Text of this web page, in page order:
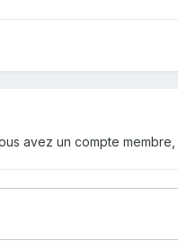
avez un compte membre,